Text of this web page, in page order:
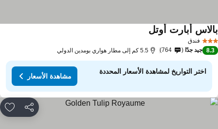
فندق
أبارت أوتل
8.3 جيد جدًا 764 5.5 كم إلى مطار هواري بومدين الدولي
اختر التواريخ لمشاهدة الأسعار المحددة
مشاهدة الأسعار
مشاركة